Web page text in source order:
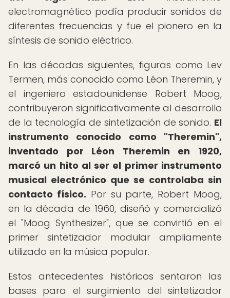
electromagnético podía producir sonidos de
diferentes frecuencias y fue el pionero en la
síntesis de sonido eléctrico.
En las décadas siguientes, figuras como Lev
Termen, más conocido como Léon Theremin, y
el ingeniero estadounidense Robert Moog,
contribuyeron significativamente al desarrollo
de la tecnología de sintetización de sonido. El
instrumento conocido como "Theremin",
inventado por Léon Theremin en 1920,
marcó un hito al ser el primer instrumento
musical electrónico que se controlaba sin
contacto físico. Por su parte, Robert Moog,
en la década de 1960, diseñó y comercializó
el "Moog Synthesizer", que se convirtió en el
primer sintetizador modular ampliamente
utilizado en la música popular.
Estos antecedentes históricos sentaron las
bases para el surgimiento del sintetizador